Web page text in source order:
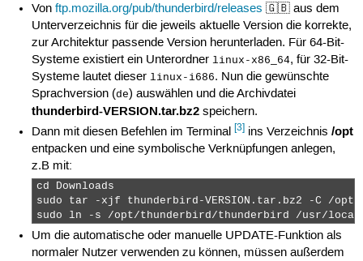
Vonftp.mozilla.org/pub/thunderbird/releases 🇬🇧 aus dem
Unterverzeichnis für die jeweils aktuelle Version die korrekte,
zur Architektur passende Version herunterladen. Für 64-Bit-
Systeme existiert ein Unterordnerlinux-x86_64, für 32-Bit-
Systeme lautet dieserlinux-i686. Nun die gewünschte
Sprachversion (de) auswählen und die Archivdatei
thunderbird-VERSION.tar.bz2 speichern.
Dann mit diesen Befehlen im Terminal[3] ins Verzeichnis/opt
entpacken und eine symbolische Verknüpfungen anlegen,
z.B mit:
cd Downloads
sudo tar -xjf thunderbird-VERSION.tar.bz2 -C /opt/
sudo ln -s /opt/thunderbird/thunderbird /usr/
Um die automatische oder manuelle UPDATE-Funktion als
normaler Nutzer verwenden zu können, müssen außerdem